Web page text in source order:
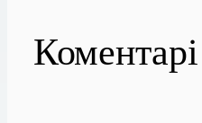
Коментарі